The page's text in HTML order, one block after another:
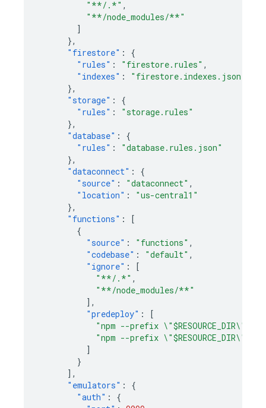
"**/.*" ,
"**/node_modules/**"
]
},
"firestore" :
{
"rules" : "firestore.rules" ,
"indexes" :
"firestore.indexes.json"
},
"storage" :
{
"rules" :
"storage.rules"
},
"database" :
{
"rules" :
"database.rules.json"
},
"dataconnect" :
{
"source" : "dataconnect" ,
"location" :
"us-central1"
},
"functions" :
[
{
"source" : "functions" ,
"codebase" : "default" ,
"ignore" :
[
"**/.*" ,
"**/node_modules/**"
],
"predeploy" :
[
"npm --prefix \"$RESOURCE_DIR\"
"npm --prefix \"$RESOURCE_DIR\"
]
}
],
"emulators" :
{
"auth" :
{